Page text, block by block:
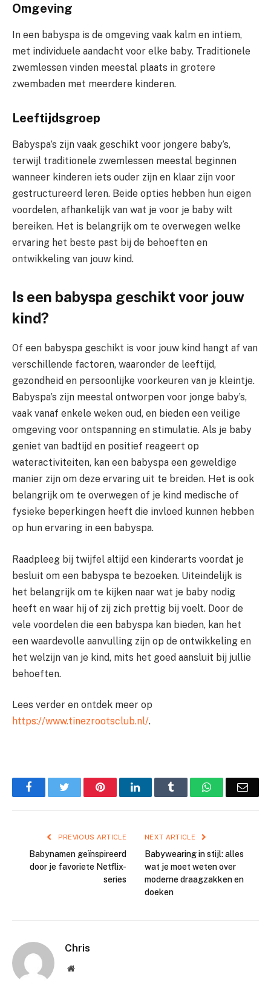
Omgeving
In een babyspa is de omgeving vaak kalm en intiem,
met individuele aandacht voor elke baby. Traditionele
zwemlessen vinden meestal plaats in grotere
zwembaden met meerdere kinderen.
Leeftijdsgroep
Babyspa’s zijn vaak geschikt voor jongere baby’s,
terwijl traditionele zwemlessen meestal beginnen
wanneer kinderen iets ouder zijn en klaar zijn voor
gestructureerd leren. Beide opties hebben hun eigen
voordelen, afhankelijk van wat je voor je baby wilt
bereiken. Het is belangrijk om te overwegen welke
ervaring het beste past bij de behoeften en
ontwikkeling van jouw kind.
Is een babyspa geschikt voor jouw
kind?
Of een babyspa geschikt is voor jouw kind hangt af van
verschillende factoren, waaronder de leeftijd,
gezondheid en persoonlijke voorkeuren van je kleintje.
Babyspa’s zijn meestal ontworpen voor jonge baby’s,
vaak vanaf enkele weken oud, en bieden een veilige
omgeving voor ontspanning en stimulatie. Als je baby
geniet van badtijd en positief reageert op
wateractiviteiten, kan een babyspa een geweldige
manier zijn om deze ervaring uit te breiden. Het is ook
belangrijk om te overwegen of je kind medische of
fysieke beperkingen heeft die invloed kunnen hebben
op hun ervaring in een babyspa.
Raadpleeg bij twijfel altijd een kinderarts voordat je
besluit om een babyspa te bezoeken. Uiteindelijk is
het belangrijk om te kijken naar wat je baby nodig
heeft en waar hij of zij zich prettig bij voelt. Door de
vele voordelen die een babyspa kan bieden, kan het
een waardevolle aanvulling zijn op de ontwikkeling en
het welzijn van je kind, mits het goed aansluit bij jullie
behoeften.
Lees verder en ontdek meer op
https://www.tinezrootsclub.nl/.
FacebookTwitter PinterestLinkedIn Tumblr WhatsApp
PREVIOUS ARTICLE
Babynamen geïnspireerd
door je favoriete Netflix-
series
NEXT ARTICLE
Babywearing in stijl: alles
wat je moet weten over
moderne draagzakken en
doeken
Chris
Website